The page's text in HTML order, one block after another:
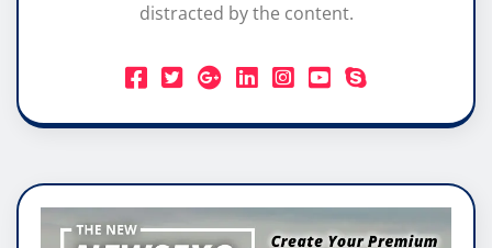
distracted by the content.